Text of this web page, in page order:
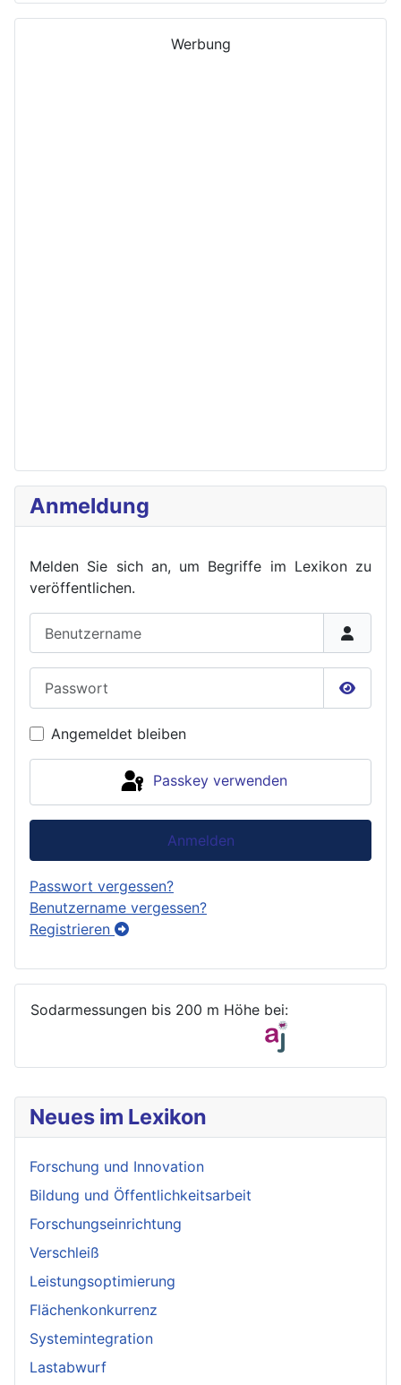
Neues im Lexikon
Forschung und Innovation
Bildung und Öffentlichkeitsarbeit
Forschungseinrichtung
Verschleiß
Leistungsoptimierung
Flächenkonkurrenz
Systemintegration
Lastabwurf
Werbung
Anmeldung
Melden Sie sich an, um Begriffe im Lexikon zu
veröffentlichen.
Angemeldet bleiben
Passkey verwenden
Anmelden
Passwort vergessen?
Benutzername vergessen?
Registrieren
Sodarmessungen bis 200 m Höhe bei: